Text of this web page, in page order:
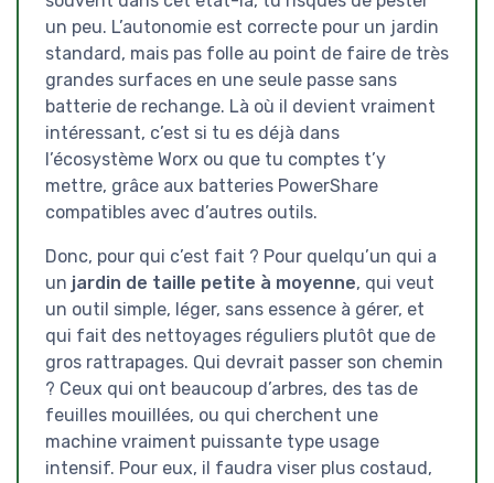
un peu. L’autonomie est correcte pour un jardin
standard, mais pas folle au point de faire de très
grandes surfaces en une seule passe sans
batterie de rechange. Là où il devient vraiment
intéressant, c’est si tu es déjà dans
l’écosystème Worx ou que tu comptes t’y
mettre, grâce aux batteries PowerShare
compatibles avec d’autres outils.
Donc, pour qui c’est fait ? Pour quelqu’un qui a
un jardin de taille petite à moyenne, qui veut
un outil simple, léger, sans essence à gérer, et
qui fait des nettoyages réguliers plutôt que de
gros rattrapages. Qui devrait passer son chemin
? Ceux qui ont beaucoup d’arbres, des tas de
feuilles mouillées, ou qui cherchent une
machine vraiment puissante type usage
intensif. Pour eux, il faudra viser plus costaud,